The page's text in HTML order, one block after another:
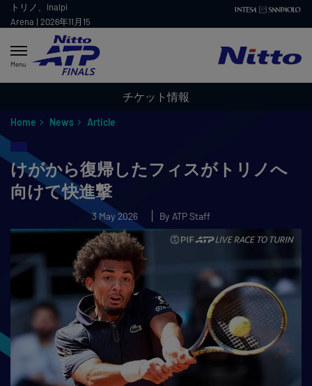
トリノ、Inalpi
Arena | 2026年11月15
Menu
チケット情報
Home News Article
けがから復帰したフィスがトリノへ
向けて快進撃
3 May 2026 By ATP Staff